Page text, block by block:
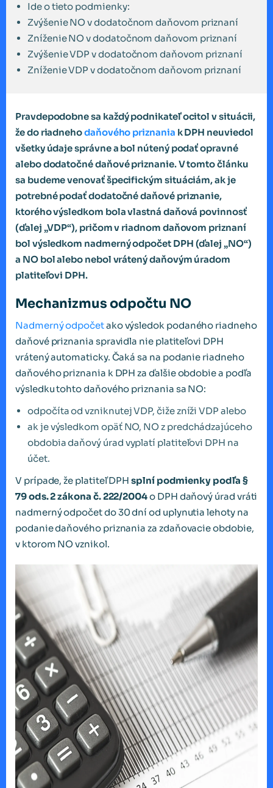
Ide o tieto podmienky:
Zvýšenie NO v dodatočnom daňovom priznaní
Zníženie NO v dodatočnom daňovom priznaní
Zvýšenie VDP v dodatočnom daňovom priznaní
Zníženie VDP v dodatočnom daňovom priznaní
Pravdepodobne sa každý podnikateľ ocitol v situácii,
že do riadnehodaňového priznania k DPH neuviedol
všetky údaje správne a bol nútený podať opravné
alebo dodatočné daňové priznanie. V tomto článku
sa budeme venovať špecifickým situáciám, ak je
potrebné podať dodatočné daňové priznanie,
ktorého výsledkom bola vlastná daňová povinnosť
(ďalej „VDP“), pričom v riadnom daňovom priznaní
bol výsledkom nadmerný odpočet DPH (ďalej „NO“)
a NO bol alebo nebol vrátený daňovým úradom
platiteľovi DPH.
Mechanizmus odpočtu NO
Nadmerný odpočetako výsledok podaného riadneho
daňové priznania spravidla nie platiteľovi DPH
vrátený automaticky. Čaká sa na podanie riadneho
daňového priznania k DPH za ďalšie obdobie a podľa
výsledku tohto daňového priznania sa NO:
odpočíta od vzniknutej VDP, čiže zníži VDP alebo
ak je výsledkom opäť NO, NO z predchádzajúceho
obdobia daňový úrad vyplatí platiteľovi DPH na
účet.
V prípade, že platiteľ DPHsplní podmienky podľa §
79 ods. 2 zákona č. 222/2004o DPH daňový úrad vráti
nadmerný odpočet do 30 dní od uplynutia lehoty na
podanie daňového priznania za zdaňovacie obdobie,
v ktorom NO vznikol.